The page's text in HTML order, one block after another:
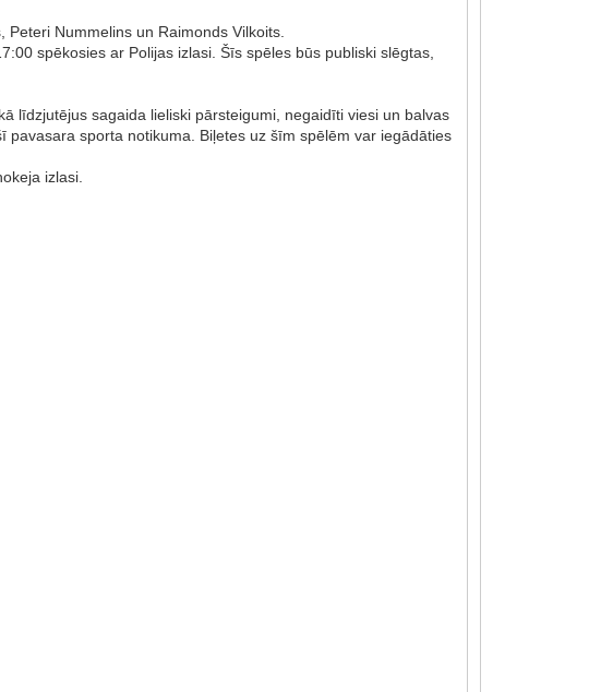
Nummelins un Raimonds Vilkoits.
spēkosies ar Polijas izlasi. Šīs spēles būs publiski slēgtas,
līdzjutējus sagaida lieliski pārsteigumi, negaidīti viesi un balvas
sporta notikuma. Biļetes uz šīm spēlēm var iegādāties
izlasi.